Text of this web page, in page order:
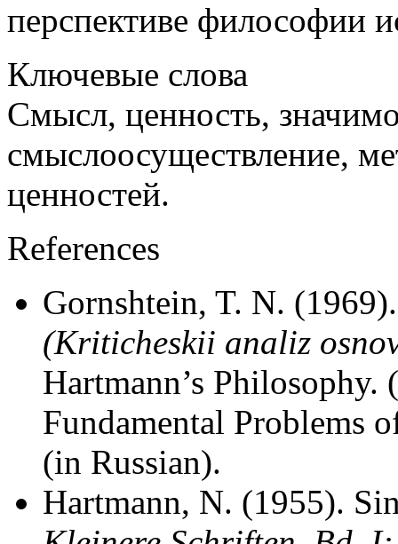
перспективе философии
Ключевые слова
Смысл, ценность,
смыслоосуществление,
ценностей.
References
Gornshtein, T. N.
(Kriticheskii analiz
Hartmann’s
Fundamental Problems
(in Russian).
Hartmann, N. (1955).